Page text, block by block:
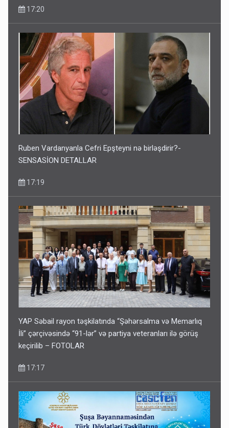
17:20
Ruben Vardanyanla Cefri Epşteyni nə birləşdirir?-
SENSASİON DETALLAR
17:19
YAP Səbail rayon təşkilatında “Şəhərsalma və Memarlıq
İli” çərçivəsində “91-lər” və partiya veteranları ilə görüş
keçirilib – FOTOLAR
17:17